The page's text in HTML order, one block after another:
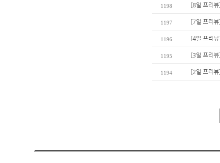
1198 [8일 프리
1197 [7일 프리
1196 [4일 프리
1195 [3일 프리
1194 [2일 프리